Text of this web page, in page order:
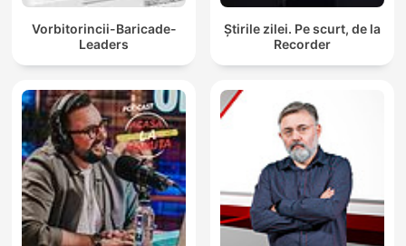
Vorbitorincii-Baricade-
Leaders
Știrile zilei. Pe scurt, de la
Recorder